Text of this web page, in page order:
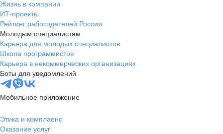
Жизнь в компании
ИТ-проекты
Рейтинг работодателей России
Молодым специалистам
Карьера для молодых специалистов
Школа программистов
Карьера в некоммерческих организациях
Боты для уведомлений
Мобильное приложение
Этика и комплаенс
Оказание услуг